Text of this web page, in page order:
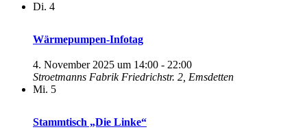
Di. 4
Wärmepumpen-Infotag
4. November 2025 um 14:00 - 22:00
Stroetmanns Fabrik Friedrichstr. 2, Emsdetten
Mi. 5
Stammtisch „Die Linke“